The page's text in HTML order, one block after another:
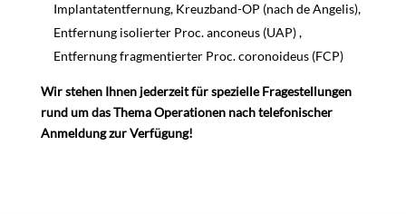
Implantatentfernung, Kreuzband-OP (nach de Angelis),
Entfernung isolierter Proc. anconeus (UAP) ,
Entfernung fragmentierter Proc. coronoideus (FCP)
Wir stehen Ihnen jederzeit für spezielle Fragestellungen
rund um das Thema Operationen nach telefonischer
Anmeldung zur Verfügung!